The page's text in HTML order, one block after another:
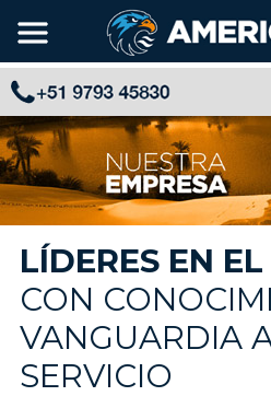
LÍDERES EN
CON
VANGUARDIA
SERVICIO